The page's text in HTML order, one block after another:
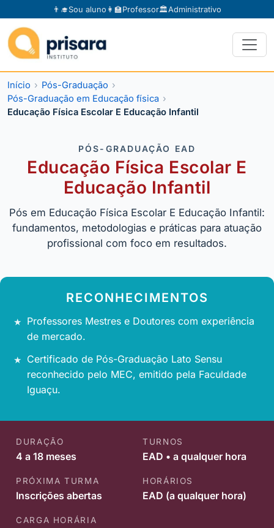
👨‍🎓Sou aluno 👩‍🏫Professor🏛️Administrativo
Início
Pós-Graduação
Pós-Graduação em Educação física
Educação Física Escolar E Educação Infantil
PÓS-GRADUAÇÃO EAD
Educação Física Escolar E
Educação Infantil
Pós em Educação Física Escolar E Educação Infantil:
fundamentos, metodologias e práticas para atuação
profissional com foco em resultados.
RECONHECIMENTOS
Professores Mestres e Doutores com experiência
de mercado.
Certificado de Pós-Graduação Lato Sensu
reconhecido pelo MEC, emitido pela Faculdade
Iguaçu.
DURAÇÃO
4 a 18 meses
TURNOS
EAD • a qualquer hora
PRÓXIMA TURMA
Inscrições abertas
HORÁRIOS
EAD (a qualquer hora)
CARGA HORÁRIA